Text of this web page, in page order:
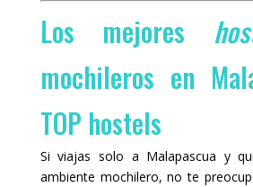
Los mejores
mochileros en
TOP hostels
Si viajas solo a Malapascua y
ambiente mochilero, no te